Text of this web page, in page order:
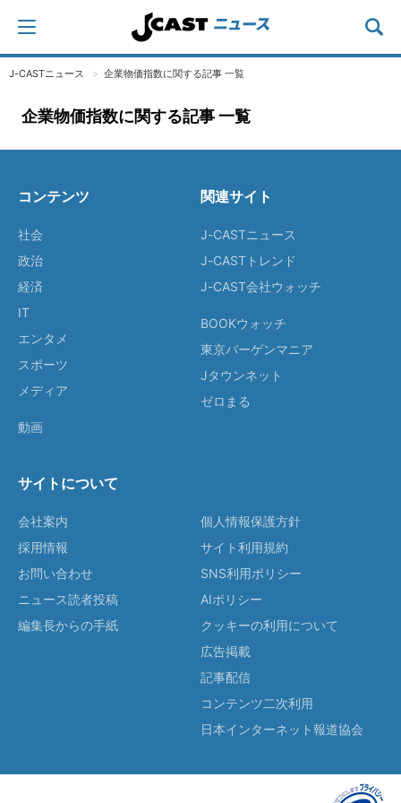
J-CASTニュース 企業物価指数に関する記事 一覧
企業物価指数に関する記事 一覧
コンテンツ
社会
政治
経済
IT
エンタメ
スポーツ
メディア
動画
関連サイト
J-CASTニュース
J-CASTトレンド
J-CAST会社ウォッチ
BOOKウォッチ
東京バーゲンマニア
Jタウンネット
ゼロまる
サイトについて
会社案内
採用情報
お問い合わせ
ニュース読者投稿
編集長からの手紙
個人情報保護方針
サイト利用規約
SNS利用ポリシー
AIポリシー
クッキーの利用について
広告掲載
記事配信
コンテンツ二次利用
日本インターネット報道協会